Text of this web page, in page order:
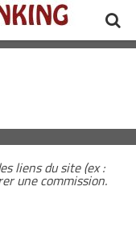
liens du site (ex :
une commission.